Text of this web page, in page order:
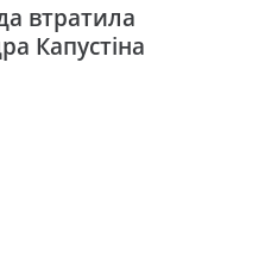
втратила
Капустіна